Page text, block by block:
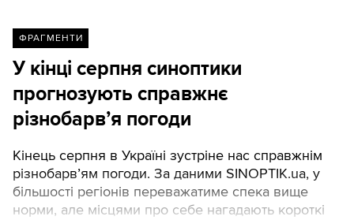
ФРАГМЕНТИ
У кінці серпня синоптики
прогнозують справжнє
різнобарв’я погоди
Кінець серпня в Україні зустріне нас справжнім
різнобарв’ям погоди. За даними SINOPTIK.ua, у
більшості регіонів переважатиме спека вище
норми, але місцями про себе нагадають короткі